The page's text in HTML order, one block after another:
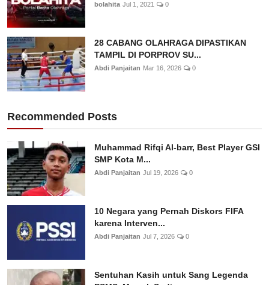
bolahita Jul 1, 2021 0
28 CABANG OLAHRAGA DIPASTIKAN
TAMPIL DI PORPROV SU...
Abdi Panjaitan Mar 16, 2026 0
Recommended Posts
Muhammad Rifqi Al-barr, Best Player GSI
SMP Kota M...
Abdi Panjaitan Jul 19, 2026 0
10 Negara yang Pernah Diskors FIFA
karena Interven...
Abdi Panjaitan Jul 7, 2026 0
Sentuhan Kasih untuk Sang Legenda